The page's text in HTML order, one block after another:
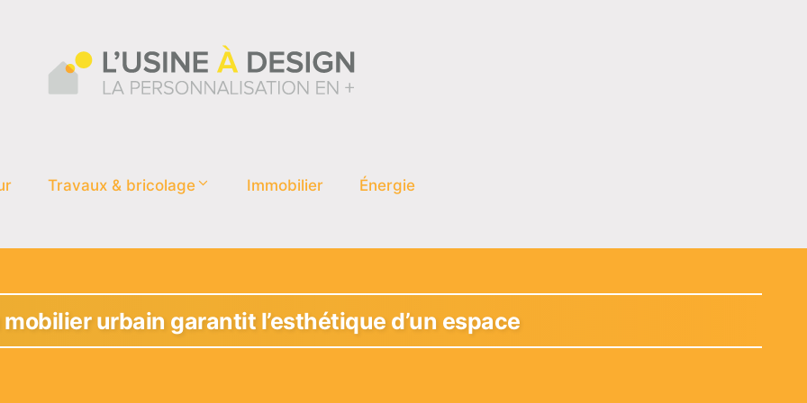
Travaux & bricolage Immobilier Énergie
urbain garantit l’esthétique d’un espace